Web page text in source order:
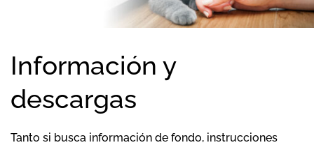
Información y
descargas
Tanto si busca información de fondo, instrucciones